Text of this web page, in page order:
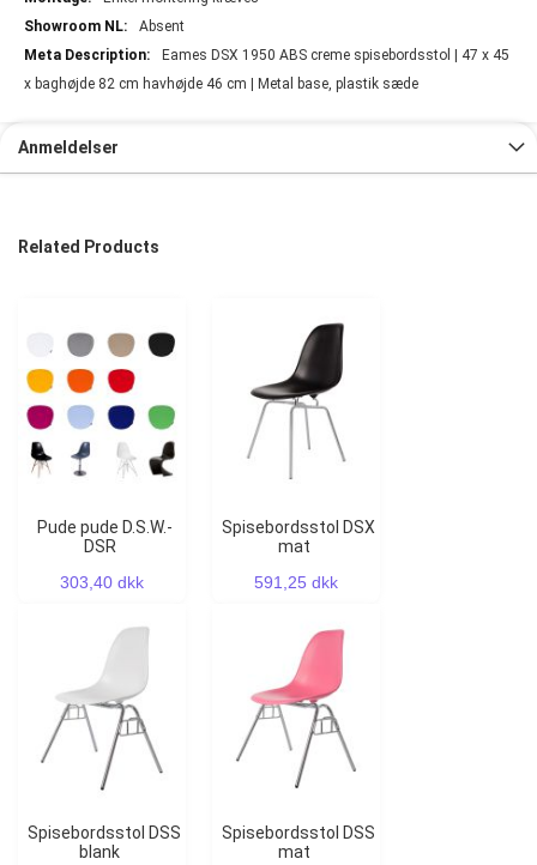
Absent
Eames DSX 1950 ABS creme spisebordsstol | 47 x 45
x baghøjde 82 cm havhøjde 46 cm | Metal base, plastik sæde
Anmeldelser
Related Products
Pude pude D.S.W.-
DSR
303,40 dkk
Spisebordsstol DSX
mat
591,25 dkk
Spisebordsstol DSS
blank
Spisebordsstol DSS
mat